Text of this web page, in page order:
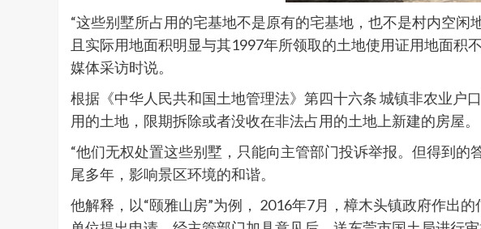
“这些别墅所占用的宅基地不是原有的宅基地，也不是村内空
且实际用地面积明显与其1997年所领取的土地使用证用地面
媒体采访时说。
根据《中华人民共和国土地管理法》第四十六条 城镇非农业户
用的土地，限期拆除或者没收在非法占用的土地上新建的房屋。
“他们无权处置这些别墅，只能向主管部门投诉举报。但得到
尾多年，影响景区环境的和谐。
他解释，以“颐雅山房”为例， 2016年7月，樟木头镇政府作出